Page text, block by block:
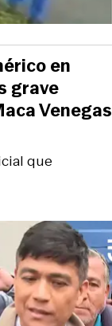
que
en
grave
Venegas